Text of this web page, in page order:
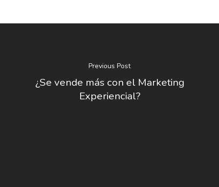
Previous Post
¿Se vende más con el Marketing
Experiencial?